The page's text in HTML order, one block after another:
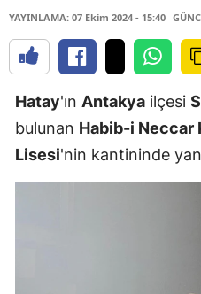
YAYINLAMA: 07 Ekim 2024 - 15:40
Hatay'ın Antakya ilçesi
bulunan Habib-i Neccar
Lisesi'nin kantininde